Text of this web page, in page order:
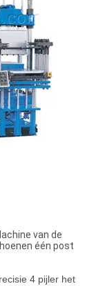
van de
één post
4 pijler het